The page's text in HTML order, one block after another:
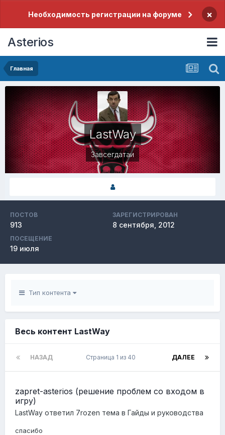
Необходимость регистрации на форуме ×
Asterios
Главная
LastWay
Завсегдатаи
ПОСТОВ
913
ЗАРЕГИСТРИРОВАН
8 сентября, 2012
ПОСЕЩЕНИЕ
19 июля
Тип контента
Весь контент LastWay
НАЗАД ДАЛЕЕ
Страница 1 из 40
zapret-asterios (решение проблем со входом в
игру)
LastWay ответил 7rozen тема в Гайды и руководства
спасибо